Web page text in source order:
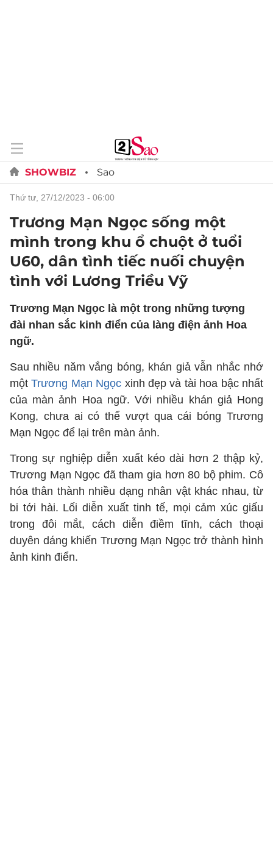
SHOWBIZ Sao
thứ tư, 27/12/2023 - 06:00
Trương Mạn Ngọc sống một
mình trong khu ổ chuột ở tuổi
U60, dân tình tiếc nuối chuyện
tình với Lương Triều Vỹ
Trương Mạn Ngọc là một trong những tượng
đài nhan sắc kinh điển của làng điện ảnh Hoa
ngữ.
Sau nhiều năm vắng bóng, khán giả vẫn nhắc nhớ
mộtTrương Mạn Ngọc xinh đẹp và tài hoa bậc nhất
của màn ảnh Hoa ngữ. Với nhiều khán giả Hong
Kong, chưa ai có thể vượt qua cái bóng Trương
Mạn Ngọc để lại trên màn ảnh.
Trong sự nghiệp diễn xuất kéo dài hơn 2 thập kỷ,
Trương Mạn Ngọc đã tham gia hơn 80 bộ phim. Cô
hóa thân thành nhiều dạng nhân vật khác nhau, từ
bi tới hài. Lối diễn xuất tinh tế, mọi cảm xúc giấu
trong đôi mắt, cách diễn điềm tĩnh, cách thoại
duyên dáng khiến Trương Mạn Ngọc trở thành hình
ảnh kinh điển.